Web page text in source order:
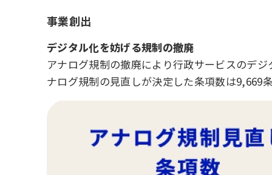
事業創出
デジタル化を妨げる規制の撤廃
アナログ規制の撤廃により行政サービスのデ
ナログ規制の見直しが決定した条項数は9,669